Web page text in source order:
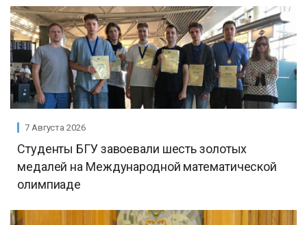
7 Августа 2026
Студенты БГУ завоевали шесть золотых
медалей на Международной математической
олимпиаде